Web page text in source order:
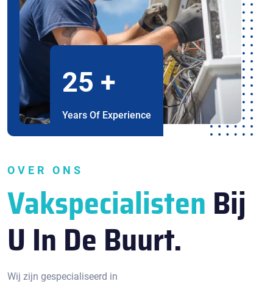
25 +
Years Of Experience
OVER ONS
Vakspecialisten Bij
U In De Buurt.
Wij zijn gespecialiseerd in